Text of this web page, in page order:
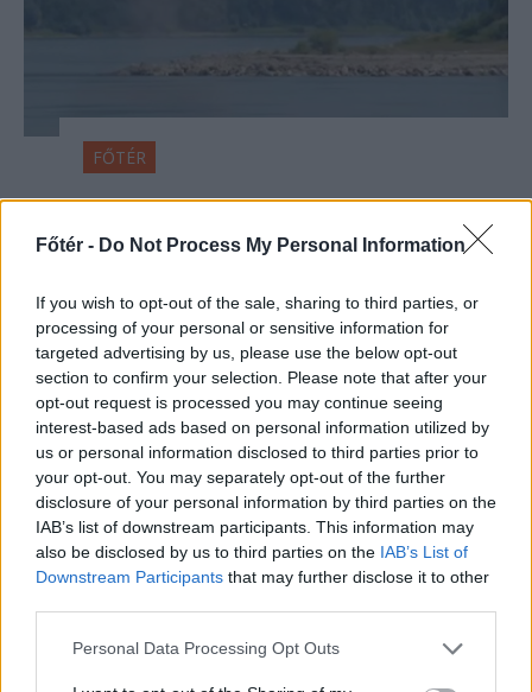
Főtér - Do Not Process My Personal Information
If you wish to opt-out of the sale, sharing to third parties, or
processing of your personal or sensitive information for
targeted advertising by us, please use the below opt-out
section to confirm your selection. Please note that after your
opt-out request is processed you may continue seeing
interest-based ads based on personal information utilized by
us or personal information disclosed to third parties prior to
your opt-out. You may separately opt-out of the further
disclosure of your personal information by third parties on the
IAB’s list of downstream participants. This information may
also be disclosed by us to third parties on the IAB’s List of
Downstream Participants that may further disclose it to other
Personal Data Processing Opt Outs
FŐTÉR
A Román Rendőrség azt
üzeni, semmiképpen ne
Rendőrségnek – hírmix
További híreink: sziklát akart a
Dunába robbantani a hadsereg,
egyelőre sikertelenül, az illetékes
szerint pedig semmiféle korlátozás
nem lesz a lakossági
áramfogyasztásban.